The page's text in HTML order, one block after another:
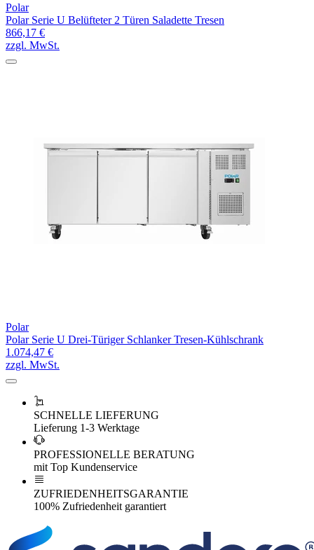
Polar
Polar Serie U Belüfteter 2 Türen Saladette Tresen
866,17 €
zzgl. MwSt.
Polar
Polar Serie U Drei-Türiger Schlanker Tresen-Kühlschrank
1.074,47 €
zzgl. MwSt.
SCHNELLE LIEFERUNG
Lieferung 1-3 Werktage
PROFESSIONELLE BERATUNG
mit Top Kundenservice
ZUFRIEDENHEITSGARANTIE
100% Zufriedenheit garantiert